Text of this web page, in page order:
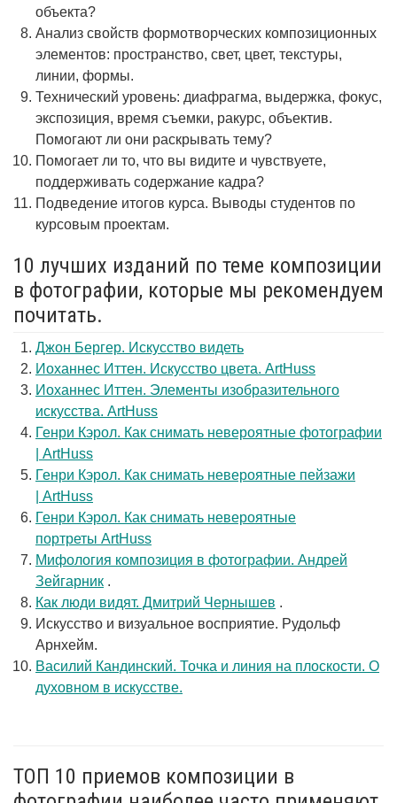
объекта?
Анализ свойств формотворческих композиционных
элементов: пространство, свет, цвет, текстуры,
линии, формы.
Технический уровень: диафрагма, выдержка, фокус,
экспозиция, время съемки, ракурс, объектив.
Помогают ли они раскрывать тему?
Помогает ли то, что вы видите и чувствуете,
поддерживать содержание кадра?
Подведение итогов курса. Выводы студентов по
курсовым проектам.
10 лучших изданий по теме композиции
в фотографии, которые мы рекомендуем
почитать.
Джон Бергер. Искусство видеть
Иоханнес Иттен. Искусство цвета. ArtHuss
Иоханнес Иттен. Элементы изобразительного
искусства. ArtHuss
Генри Кэрол. Как снимать невероятные фотографии
| ArtHuss
Генри Кэрол. Как снимать невероятные пейзажи
| ArtHuss
Генри Кэрол. Как снимать невероятные
портреты ArtHuss
Мифология композиция в фотографии. Андрей
Зейгарник .
Как люди видят. Дмитрий Чернышев .
Искусство и визуальное восприятие. Рудольф
Арнхейм.
Василий Кандинский. Точка и линия на плоскости. О
духовном в искусстве.
ТОП 10 приемов композиции в